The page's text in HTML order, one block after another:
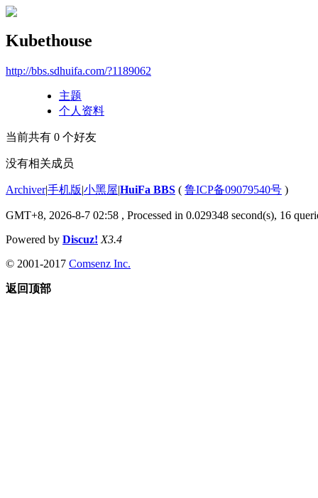
Kubethouse
http://bbs.sdhuifa.com/?1189062
主题
个人资料
当前共有 0 个好友
没有相关成员
Archiver|手机版|小黑屋|HuiFa BBS ( 鲁ICP备09079540号 )
GMT+8, 2026-8-7 02:58 , Processed in 0.029348 second(s), 16
Powered by Discuz! X3.4
© 2001-2017 Comsenz Inc.
返回顶部